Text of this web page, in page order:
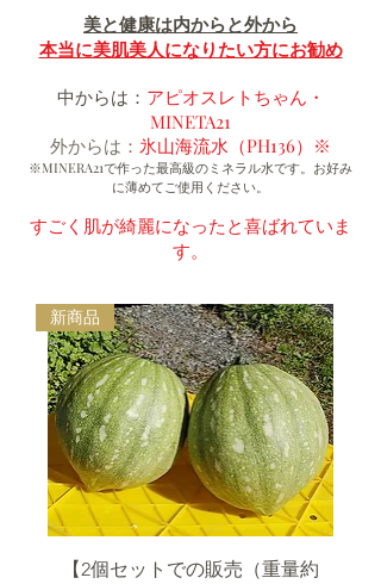
美と健康は内からと外から
本当に美肌美人になりたい方にお勧め
中からは： アピオスレトちゃん・
MINETA21
外からは： 氷山海流水（PH136）※
※MINERA21で作った最高級のミネラル水です。お好み
に薄めてご使用ください。
すごく肌が綺麗になったと喜ばれていま
す。
新商品
【2個セットでの販売（重量約